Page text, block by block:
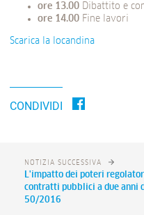
ore 13.00 Dibattito e
ore 14.00 Fine lavori
Scarica la locandina
CONDIVIDI
NOTIZIA SUCCESSIVA
L'impatto dei poteri
contratti pubblici a due anni
50/2016